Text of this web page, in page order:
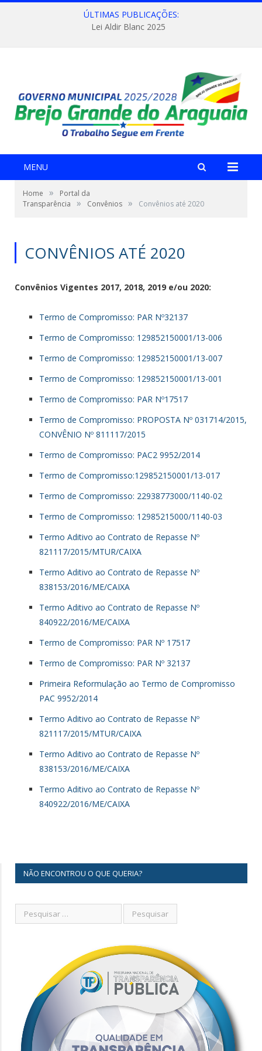
ÚLTIMAS PUBLICAÇÕES:
Lei Aldir Blanc 2025
MENU
Home »
Portal da
Transparência
» Convênios » Convênios até 2020
CONVÊNIOS ATÉ 2020
Convênios Vigentes 2017, 2018, 2019 e/ou 2020:
Termo de Compromisso: PAR Nº32137
Termo de Compromisso: 129852150001/13-006
Termo de Compromisso: 129852150001/13-007
Termo de Compromisso: 129852150001/13-001
Termo de Compromisso: PAR Nº17517
Termo de Compromisso: PROPOSTA Nº 031714/2015,
CONVÊNIO Nº 811117/2015
Termo de Compromisso: PAC2 9952/2014
Termo de Compromisso:129852150001/13-017
Termo de Compromisso: 22938773000/1140-02
Termo de Compromisso: 12985215000/1140-03
Termo Aditivo ao Contrato de Repasse Nº
821117/2015/MTUR/CAIXA
Termo Aditivo ao Contrato de Repasse Nº
838153/2016/ME/CAIXA
Termo Aditivo ao Contrato de Repasse Nº
840922/2016/ME/CAIXA
Termo de Compromisso: PAR Nº 17517
Termo de Compromisso: PAR Nº 32137
Primeira Reformulação ao Termo de Compromisso
PAC 9952/2014
Termo Aditivo ao Contrato de Repasse Nº
821117/2015/MTUR/CAIXA
Termo Aditivo ao Contrato de Repasse Nº
838153/2016/ME/CAIXA
Termo Aditivo ao Contrato de Repasse Nº
840922/2016/ME/CAIXA
NÃO ENCONTROU O QUE QUERIA?